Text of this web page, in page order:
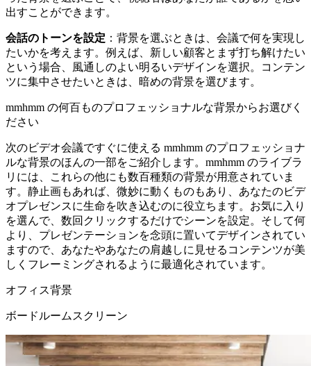
出すことができます。
会話のトーンを設定 ：背景を選ぶときは、会議で何を実現し
たいかを考えます。例えば、新しい顧客とまず打ち解けたい
という場合、風通しのよい明るいデザインを選択。コンテン
ツに集中させたいときは、暗めの背景を選びます。
mmhmm の何百ものプロフェッショナルな背景からお選びく
ださい
次のビデオ会議ですぐに使える mmhmm のプロフェッショナ
ルな背景のほんの一部をご紹介します。mmhmm のライブラ
リには、これらの他にも数百種類の背景が用意されていま
す。静止画もあれば、微妙に動くものもあり、あなたのビデ
オプレゼンスに生命を吹き込むのに役立ちます。お気に入り
を選んで、数回クリックするだけでシーンを設定。そして何
より、プレゼンテーションを念頭に置いてデザインされてい
ますので、あなたやあなたの肩越しに見せるコンテンツが美
しくフレーミングされるように最適化されています。
オフィス背景
ボードルームスクリーン